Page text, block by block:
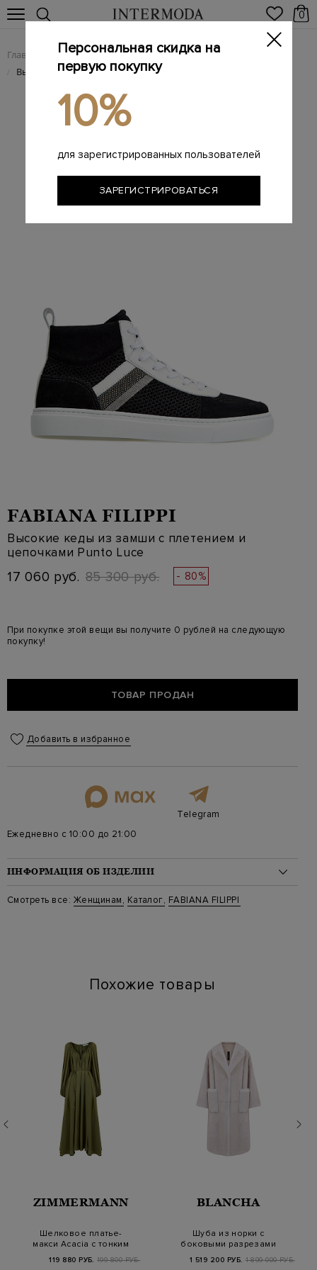
0
Главная Женщинам
/ Высокие кеды из замши с плетением и цепочками Punto Luce
FABIANA FILIPPI
Высокие кеды из замши с плетением и
цепочками Punto Luce
17 060 руб. 85 300 руб. - 80%
При покупке этой вещи вы получите 0 рублей на следующую
покупку!
ТОВАР ПРОДАН
Добавить в избранное
Telegram
Ежедневно с 10:00 до 21:00
ИНФОРМАЦИЯ ОБ ИЗДЕЛИИ
Материал: кожа 100%
Стиль: Высокие
Смотреть все: Женщинам, Каталог, FABIANA FILIPPI
Похожие товары
ZIMMERMANN
Шелковое платье-
макси Acacia с тонким
119 880 РУБ. 199 800 РУБ.
BLANCHA
Шуба из норки с
боковыми разрезами
лацканам…
1 519 200 РУБ. 1 899 000 РУБ.
Персональная скидка на
первую покупку
10%
для зарегистрированных пользователей
ЗАРЕГИСТРИРОВАТЬСЯ